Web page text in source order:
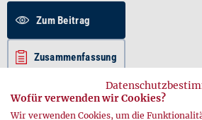
Zum Beitrag
Zusammenfassung
PDF herunterladen
Wofür verwenden wir Cookies?
Wir verwenden Cookies, um die